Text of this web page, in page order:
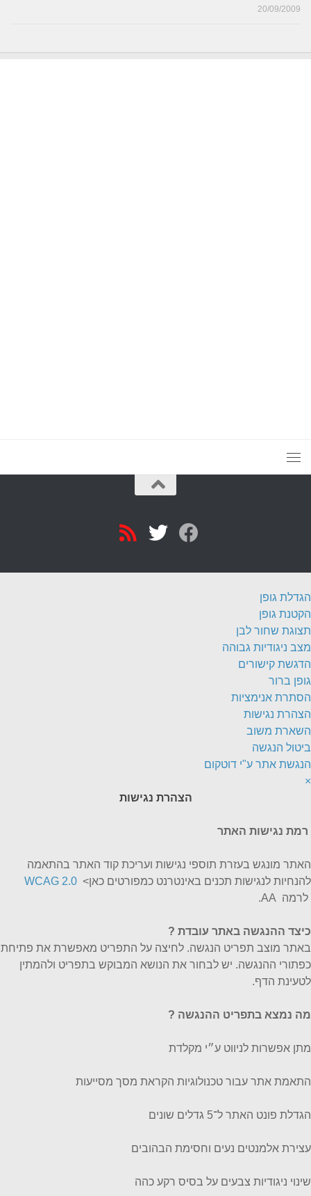
20/09/2009
הגדלת גופן
הקטנת גופן
תצוגת שחור לבן
מצב ניגודיות גבוהה
הדגשת קישורים
גופן ברור
הסתרת אנימציות
הצהרת נגישות
השארת משוב
ביטול הנגשה
הנגשת אתר ע"י דוטקום
×
הצהרת נגישות
רמת נגישות האתר
האתר מונגש בעזרת תוספי נגישות ועריכת קוד האתר בהתאמה
להנחיות לנגישות תכנים באינטרנט כמפורטים כאן> WCAG 2.0
לרמה AA.
כיצד ההנגשה באתר עובדת ?
באתר מוצב תפריט הנגשה. לחיצה על התפריט מאפשרת את פתיחת
כפתורי ההנגשה. יש לבחור את הנושא המבוקש בתפריט ולהמתין
לטעינת הדף.
מה נמצא בתפריט ההנגשה ?
מתן אפשרות לניווט ע״י מקלדת
התאמת אתר עבור טכנולוגיות הקראת מסך מסייעות
הגדלת פונט האתר ל־5 גדלים שונים
עצירת אלמנטים נעים וחסימת הבהובים
שינוי ניגודיות צבעים על בסיס רקע כהה